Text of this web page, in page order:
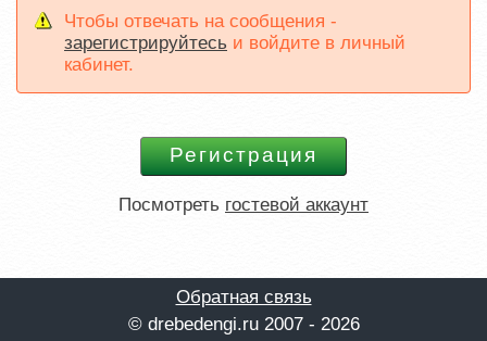
Чтобы отвечать на сообщения -
зарегистрируйтесь и войдите в личный
кабинет.
Посмотреть гостевой аккаунт
Обратная связь
© drebedengi.ru 2007 - 2026